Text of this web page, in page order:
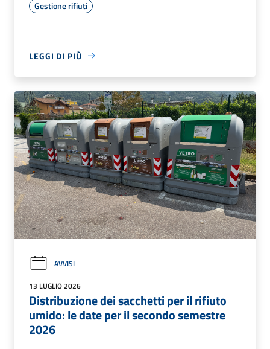
Gestione rifiuti
LEGGI DI PIÙ
AVVISI
13 LUGLIO 2026
Distribuzione dei sacchetti per il rifiuto
umido: le date per il secondo semestre
2026